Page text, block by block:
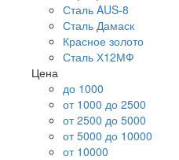
Сталь AUS-8
Сталь Дамаск
Красное золото
Сталь Х12МФ
Цена
до 1000
от 1000 до 2500
от 2500 до 5000
от 5000 до 10000
от 10000